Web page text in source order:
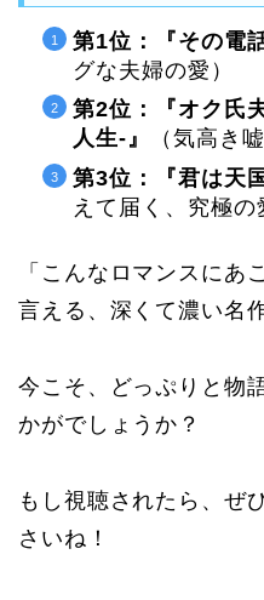
第1位：『その電
グな夫婦の愛）
第2位：『オク氏
人生-』
（気高き
第3位：『君は天
えて届く、究極の
「こんなロマンスにあ
言える、深くて濃い名
今こそ、どっぷりと物
かがでしょうか？
もし視聴されたら、ぜ
さいね！